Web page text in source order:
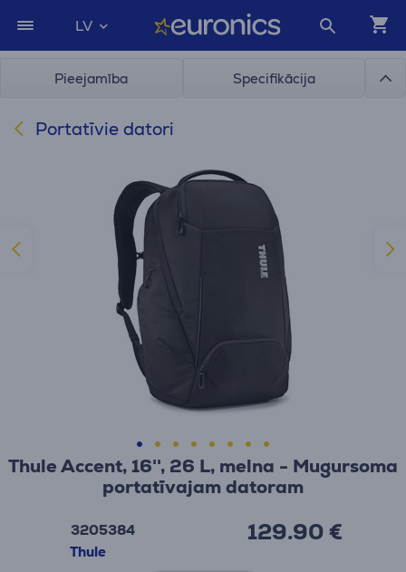
LV
Pieejamība Specifikācija
Portatīvie datori
Thule Accent, 16'', 26 L, melna - Mugursoma
portatīvajam datoram
3205384
Thule
129.90 €